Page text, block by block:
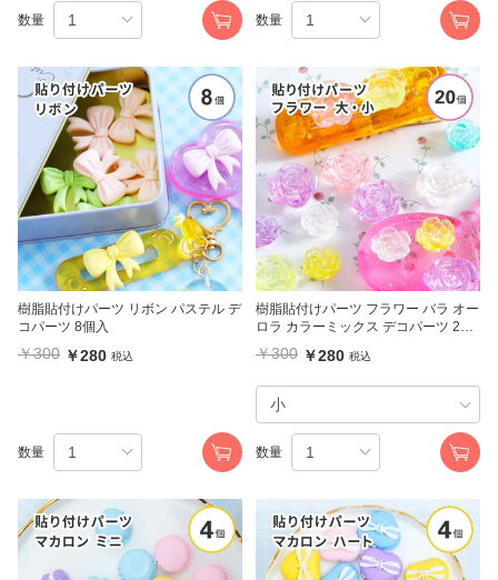
数量 数量
樹脂貼付けパーツ リボン パステル デ
コパーツ 8個入
￥300 ￥280 税込
数量
樹脂貼付けパーツ フラワー バラ オー
ロラ カラーミックス デコパーツ 20
個入
￥300 ￥280 税込
数量